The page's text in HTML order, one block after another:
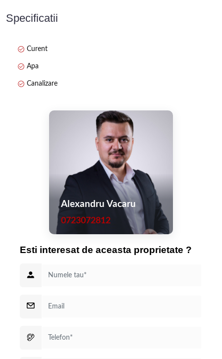
* 800 m până la Centura Ocolitoare a Brașovului
* 2 km până la zona comercială Calea București (Metro, Selgros,
* 6 km până în Centrul Civic și AFI Mall
Terenul este imprejmuit integral si beneficiaza de 2 cai de acces
Din punct de vedere urbanistic, locatia se afla in intravilanul
municipiului Sacele, avand destinatie partial de locuinte si
partial de servicii si activitati turistice.
Pe teren sunt edificate 3 constructii astfel
* constructie parter suprafata construita - 250 mp, folosinta
actuala administrativa
* 2 constructii aflate in stadiul la rosu, S+P+2E +M, suprafata
construita totala cca 6.500 mp
proprietatea pentru o dezvoltare imobiliara de amploare pe
Specificatii
Curent
Apa
Canalizare
Alexandru Vacaru
0723072812
Esti interesat de aceasta proprietate ?